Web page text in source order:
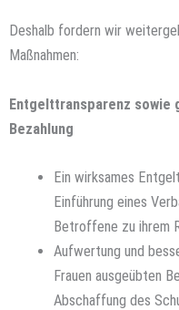
Deshalb fordern wir
Maßnahmen:
Entgelttransparenz sowie
Bezahlung
Ein wirksames
Einführung eines
Betroffene zu ihrem
Aufwertung und
Frauen ausgeübten
Abschaffung des